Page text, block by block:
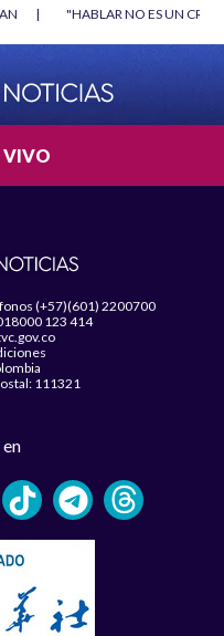
|
"HABLAR NO ES UN
VIVO
(+57)(601) 2200700
123 414
111321